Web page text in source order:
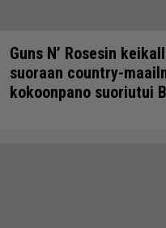
Guns N’ Rosesin
suoraan country-
kokoonpano suoriutui